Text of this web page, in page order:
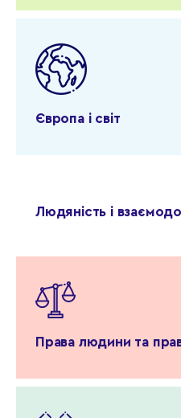
Європа і світ
Людяність і
Права людини та